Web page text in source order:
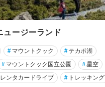
ージーランド
# マウントクック # テカポ湖
# マウントクック国立公園 #星空
レンタカードライブ # トレッキング